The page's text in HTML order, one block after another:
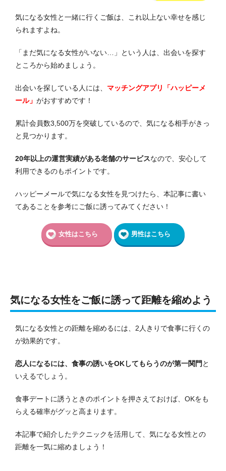
気になる女性と一緒に行くご飯は、これ以上ない幸せを感じ
られますよね。
「まだ気になる女性がいない…」という人は、出会いを探す
ところから始めましょう。
出会いを探している人には、 マッチングアプリ「ハッピーメ
ール」 がおすすめです！
累計会員数3,500万を突破しているので、気になる相手がきっ
と見つかります。
20年以上の運営実績がある老舗のサービスなので、安心して
利用できるのもポイントです。
ハッピーメールで気になる女性を見つけたら、本記事に書い
てあることを参考にご飯に誘ってみてください！
女性はこちら 男性はこちら
気になる女性をご飯に誘って距離を縮めよう
気になる女性との距離を縮めるには、2人きりで食事に行くの
が効果的です。
恋人になるには、食事の誘いをOKしてもらうのが第一関門 と
いえるでしょう。
食事デートに誘うときのポイントを押さえておけば、OKをも
らえる確率がグッと高まります。
本記事で紹介したテクニックを活用して、気になる女性との
距離を一気に縮めましょう！